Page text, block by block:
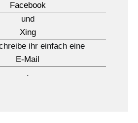
Facebook
und
Xing
ihr einfach eine
E-Mail
.